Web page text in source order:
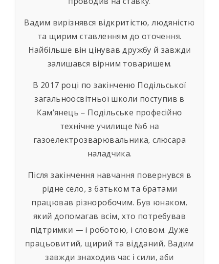
Вадим вирізнявся відкритістю, людяністю
та щирим ставленням до оточення.
Найбільше він цінував дружбу й завжди
залишався вірним товаришем.
В 2017 році по закінченю Подільської
загальноосвітньої школи поступив в
Кам’янець – Подільське професійно
технічне училище №6 на
газоелектрозварювальника, слюсара
наладчика.
Після закінчення навчання повернувся в
рідне село, з батьком та братами
працював різноробочим. Був юнаком,
який допомагав всім, хто потребував
підтримки — і роботою, і словом. Дуже
працьовитий, щирий та відданий, Вадим
завжди знаходив час і сили, аби